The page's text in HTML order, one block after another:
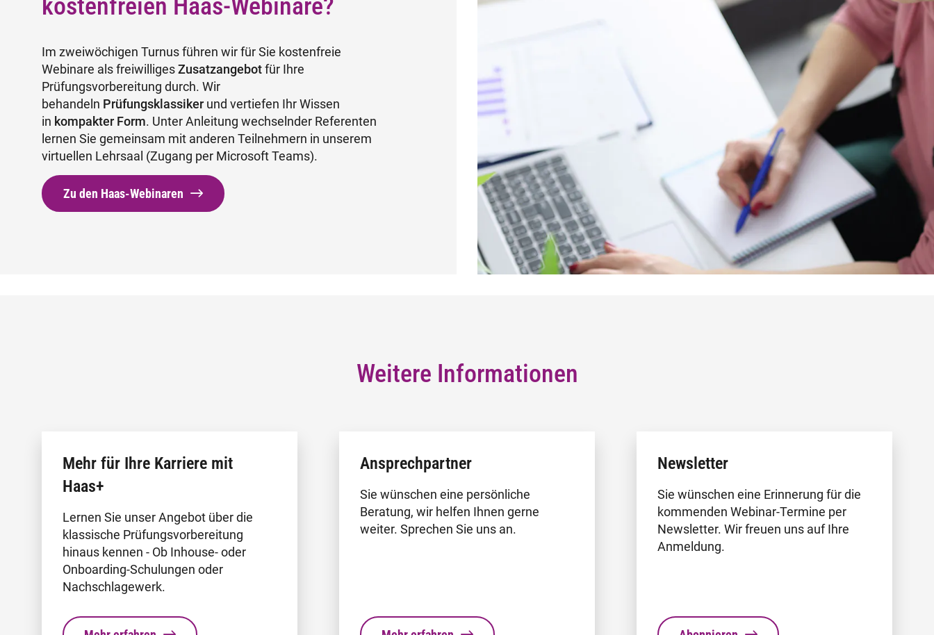
kostenfreien Haas-Webinare?
Im zweiwöchigen Turnus führen wir für Sie kostenfreie
Webinare als freiwilligesZusatzangebotfür Ihre
Prüfungsvorbereitung durch. Wir
behandeln Prüfungsklassiker und vertiefen Ihr Wissen
in kompakter Form. Unter Anleitung wechselnder Referenten
lernen Sie gemeinsam mit anderen Teilnehmern in unserem
virtuellen Lehrsaal (Zugang per Microsoft Teams).
Zu den Haas-Webinaren
Weitere Informationen
Mehr für Ihre Karriere mit
Haas+
Lernen Sie unser Angebot über die
klassische Prüfungsvorbereitung
hinaus kennen - Ob Inhouse- oder
Onboarding-Schulungen oder
Nachschlagewerk.
Ansprechpartner
Sie wünschen eine persönliche
Beratung, wir helfen Ihnen gerne
weiter. Sprechen Sie uns an.
Newsletter
Sie wünschen eine Erinnerung für die
kommenden Webinar-Termine per
Newsletter. Wir freuen uns auf Ihre
Anmeldung.